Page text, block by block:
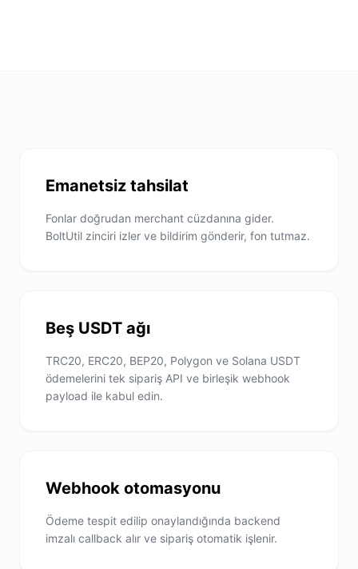
Emanetsiz tahsilat
Fonlar doğrudan merchant cüzdanına gider.
BoltUtil zinciri izler ve bildirim gönderir, fon tutmaz.
Beş USDT ağı
TRC20, ERC20, BEP20, Polygon ve Solana USDT
ödemelerini tek sipariş API ve birleşik webhook
payload ile kabul edin.
Webhook otomasyonu
Ödeme tespit edilip onaylandığında backend
imzalı callback alır ve sipariş otomatik işlenir.